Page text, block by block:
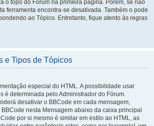
o topo do Fórum na primeira página. Porém, se não
ferramenta encontra-se desativada. Também o pode
ao Tópico. Entretanto, fique atento às regras
e Tipos de Tópicos
especial do HTML. A possibilidade usar
é determinada pelo Administrador do Fórum.
desativar o BBCode em cada mensagem,
nesta Mensagem abaixo da caixa principal
por si mesmo é similar em estilo ao HTML, as